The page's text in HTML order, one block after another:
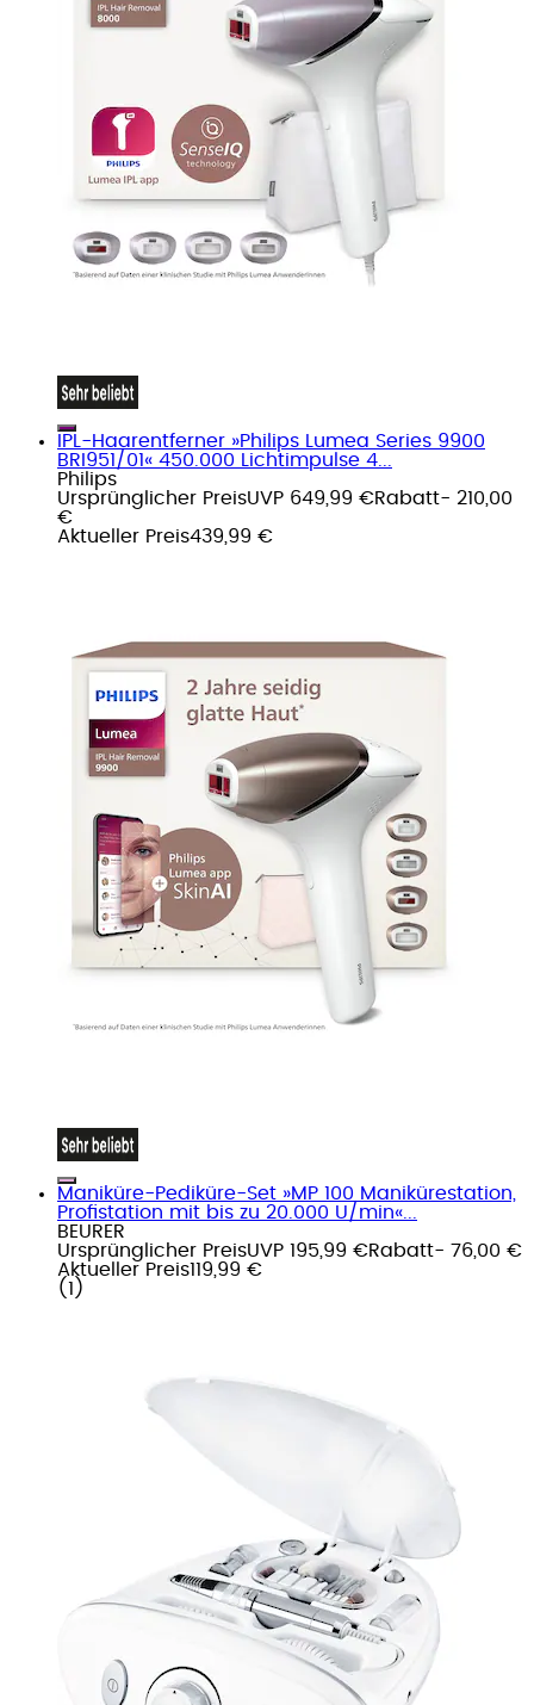
IPL-Haarentferner »Philips Lumea Series 9900
BRI951/01« 450.000 Lichtimpulse 4...
Philips
Ursprünglicher PreisUVP 649,99 €Rabatt- 210,00
€
Aktueller Preis439,99 €
Maniküre-Pediküre-Set »MP 100 Manikürestation,
Profistation mit bis zu 20.000 U/min«...
BEURER
Ursprünglicher PreisUVP 195,99 €Rabatt- 76,00 €
Aktueller Preis119,99 €
( 1 )